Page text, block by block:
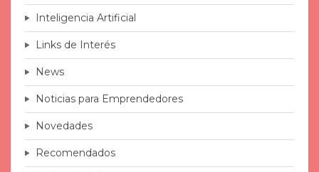
Inteligencia Artificial
Links de Interés
News
Noticias para Emprendedores
Novedades
Recomendados